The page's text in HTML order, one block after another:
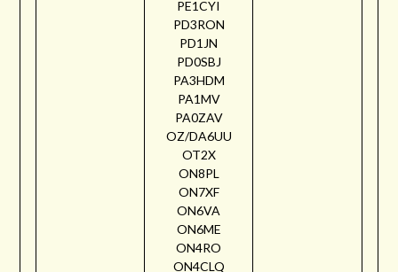
PE1CYI
PD3RON
PD1JN
PD0SBJ
PA3HDM
PA1MV
PA0ZAV
OZ/DA6UU
OT2X
ON8PL
ON7XF
ON6VA
ON6ME
ON4RO
ON4CLQ